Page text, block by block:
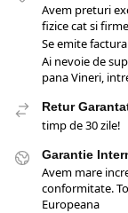
Avem preturi
fizice cat si
Se emite
Ai nevoie de
pana Vineri,
Retur
timp de 30 zile!
Garantie
Avem mare
conformitate.
Europeana